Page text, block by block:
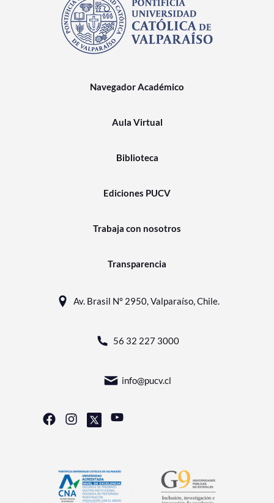
Navegador Académico
Aula Virtual
Biblioteca
Ediciones PUCV
Trabaja con nosotros
Transparencia
Av. Brasil N° 2950, Valparaíso, Chile.
56 32 227 3000
info@pucv.cl